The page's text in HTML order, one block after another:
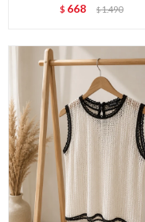
$ 668 $1.490